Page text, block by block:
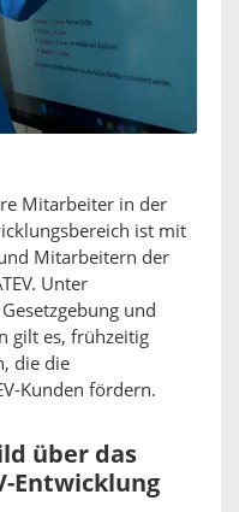
Mitarbeiter in der
ist mit
Mitarbeitern der
Unter
und
gilt es, frühzeitig
die die
Kunden fördern.
über das
Entwicklung